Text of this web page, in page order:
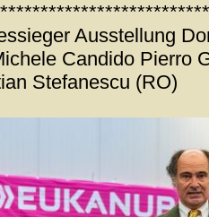
Ausstellung
Candido Pierro
Stefanescu (RO)